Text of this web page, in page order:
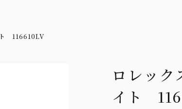
116610LV
ロレッ
イト